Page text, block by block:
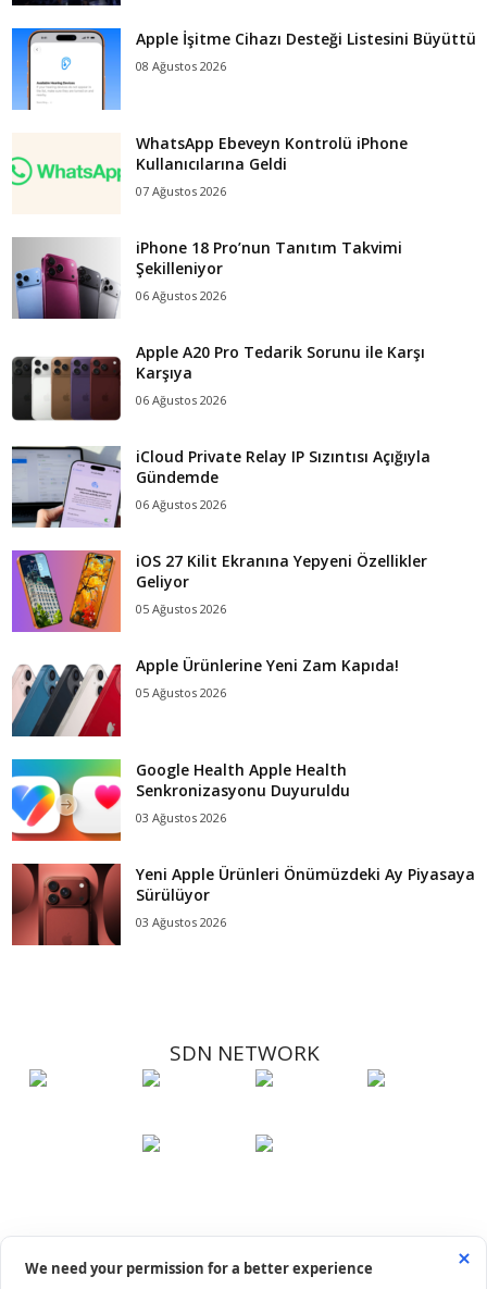
Apple İşitme Cihazı Desteği Listesini Büyüttü
08 Ağustos 2026
WhatsApp Ebeveyn Kontrolü iPhone
Kullanıcılarına Geldi
07 Ağustos 2026
iPhone 18 Pro’nun Tanıtım Takvimi
Şekilleniyor
06 Ağustos 2026
Apple A20 Pro Tedarik Sorunu ile Karşı
Karşıya
06 Ağustos 2026
iCloud Private Relay IP Sızıntısı Açığıyla
Gündemde
06 Ağustos 2026
iOS 27 Kilit Ekranına Yepyeni Özellikler
Geliyor
05 Ağustos 2026
Apple Ürünlerine Yeni Zam Kapıda!
05 Ağustos 2026
Google Health Apple Health
Senkronizasyonu Duyuruldu
03 Ağustos 2026
Yeni Apple Ürünleri Önümüzdeki Ay Piyasaya
Sürülüyor
03 Ağustos 2026
SDN NETWORK